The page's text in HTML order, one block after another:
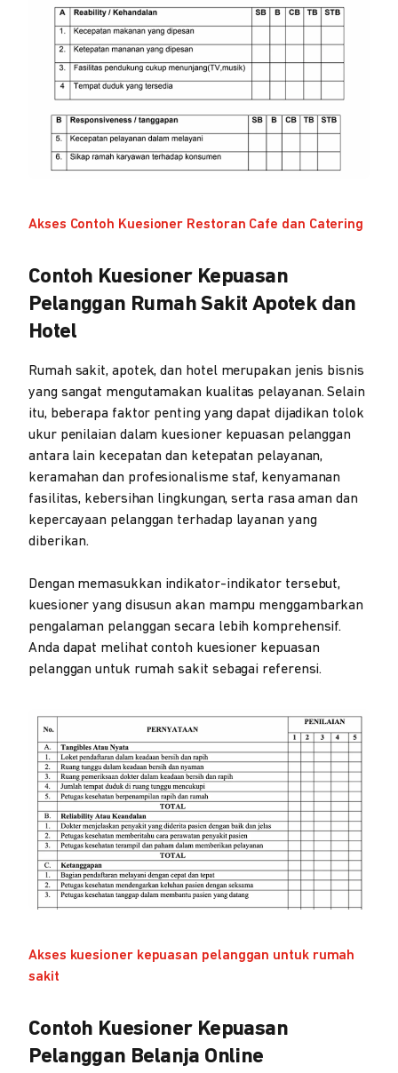
Akses Contoh Kuesioner Restoran Cafe dan Catering
Contoh Kuesioner Kepuasan
Pelanggan Rumah Sakit Apotek dan
Hotel
Rumah sakit, apotek, dan hotel merupakan jenis bisnis
yang sangat mengutamakan kualitas pelayanan. Selain
itu, beberapa faktor penting yang dapat dijadikan tolok
ukur penilaian dalam kuesioner kepuasan pelanggan
antara lain kecepatan dan ketepatan pelayanan,
keramahan dan profesionalisme staf, kenyamanan
fasilitas, kebersihan lingkungan, serta rasa aman dan
kepercayaan pelanggan terhadap layanan yang
diberikan.
Dengan memasukkan indikator-indikator tersebut,
kuesioner yang disusun akan mampu menggambarkan
pengalaman pelanggan secara lebih komprehensif.
Anda dapat melihat contoh kuesioner kepuasan
pelanggan untuk rumah sakit sebagai referensi.
Akses kuesioner kepuasan pelanggan untuk rumah
sakit
Contoh Kuesioner Kepuasan
Pelanggan Belanja Online